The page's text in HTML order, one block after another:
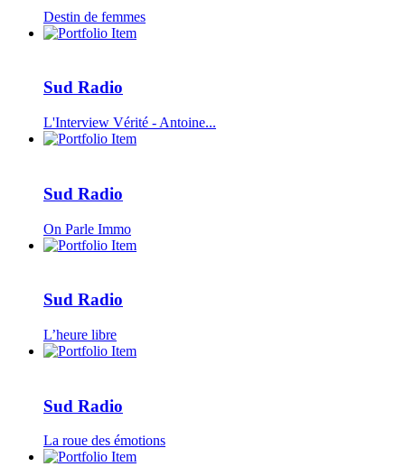
Destin de femmes
Sud Radio
L'Interview Vérité - Antoine...
Sud Radio
On Parle Immo
Sud Radio
L’heure libre
Sud Radio
La roue des émotions